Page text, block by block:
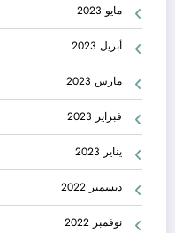
مايو 2023
أبريل 2023
مارس 2023
فبراير 2023
يناير 2023
ديسمبر 2022
نوفمبر 2022